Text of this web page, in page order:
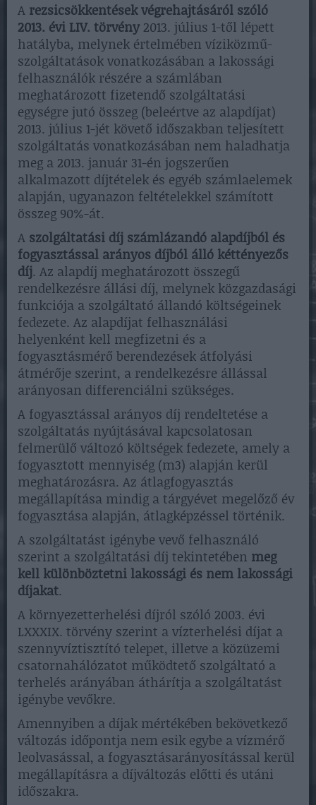
A rezsicsökkentések végrehajtásáról szóló
2013. évi LIV. törvény2013. július 1-től lépett
hatályba, melynek értelmében víziközmű-
szolgáltatások vonatkozásában a lakossági
felhasználók részére a számlában
meghatározott fizetendő szolgáltatási
egységre jutó összeg (beleértve az alapdíjat)
2013. július 1-jét követő időszakban teljesített
szolgáltatás vonatkozásában nem haladhatja
meg a 2013. január 31-én jogszerűen
alkalmazott díjtételek és egyéb számlaelemek
alapján, ugyanazon feltételekkel számított
összeg 90%-át.
A szolgáltatási díj számlázandó alapdíjból és
fogyasztással arányos díjból álló kéttényezős
díj. Az alapdíj meghatározott összegű
rendelkezésre állási díj, melynek közgazdasági
funkciója a szolgáltató állandó költségeinek
fedezete. Az alapdíjat felhasználási
helyenként kell megfizetni és a
fogyasztásmérő berendezések átfolyási
átmérője szerint, a rendelkezésre állással
arányosan differenciálni szükséges.
A fogyasztással arányos díj rendeltetése a
szolgáltatás nyújtásával kapcsolatosan
felmerülő változó költségek fedezete, amely a
fogyasztott mennyiség (m3) alapján kerül
meghatározásra. Az átlagfogyasztás
megállapítása mindig a tárgyévet megelőző év
fogyasztása alapján, átlagképzéssel történik.
A szolgáltatást igénybe vevő felhasználó
szerint a szolgáltatási díj tekintetében meg
kell különböztetni lakossági és nem lakossági
díjakat.
A környezetterhelési díjról szóló 2003. évi
LXXXIX. törvény szerint a vízterhelési díjat a
szennyvíztisztító telepet, illetve a közüzemi
csatornahálózatot működtető szolgáltató a
terhelés arányában áthárítja a szolgáltatást
igénybe vevőkre.
Amennyiben a díjak mértékében bekövetkező
változás időpontja nem esik egybe a vízmérő
leolvasással, a fogyasztásarányosítással kerül
megállapításra a díjváltozás előtti és utáni
időszakra.